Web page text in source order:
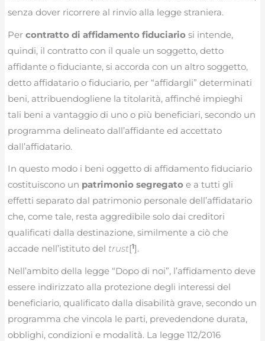
senza dover ricorrere al rinvio alla legge straniera.
Percontratto di affidamento fiduciario si intende,
quindi, il contratto con il quale un soggetto, detto
affidante o fiduciante, si accorda con un altro soggetto,
detto affidatario o fiduciario, per “affidargli” determinati
beni, attribuendogliene la titolarità, affinché impieghi
tali beni a vantaggio di uno o più beneficiari, secondo un
programma delineato dall’affidante ed accettato
dall’affidatario.
In questo modo i beni oggetto di affidamento fiduciario
costituiscono un patrimonio segregato e a tutti gli
effetti separato dal patrimonio personale dell’affidatario
che, come tale, resta aggredibile solo dai creditori
qualificati dalla destinazione, similmente a ciò che
accade nell’istituto del trust[1].
Nell’ambito della legge “Dopo di noi”, l’affidamento deve
essere indirizzato alla protezione degli interessi del
beneficiario, qualificato dalla disabilità grave, secondo un
programma che vincola le parti, prevedendone durata,
obblighi, condizioni e modalità. La legge 112/2016